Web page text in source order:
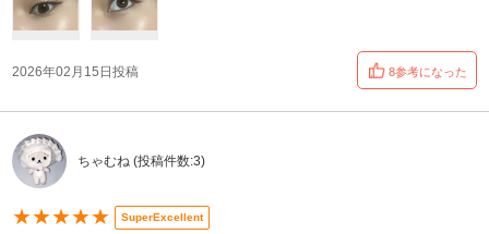
2026年02月15日投稿 8参考になった
ちゃむね (投稿件数:3)
★★★★★ SuperExcellent